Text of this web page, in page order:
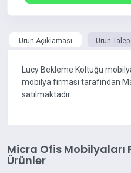
Ürün Açıklaması Ürün
Lucy Bekleme Koltuğu
mobilya firması tarafından
satılmaktadır.
Micra Ofis Mobilyaları
Ürünler